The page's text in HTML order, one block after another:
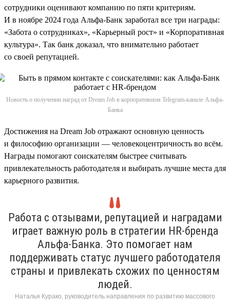
сотрудники оценивают компанию по пяти критериям.
И в ноябре 2024 года Альфа-Банк заработал все три награды:
«Забота о сотрудниках», «Карьерный рост» и «Корпоративная
культура». Так банк доказал, что внимательно работает
со своей репутацией.
Новость о получении наград от Dream Job в корпоративном Telegram-канале Альфа-
Банка
Достижения на Dream Job отражают основную ценность
и философию организации — человекоцентричность во всём.
Награды помогают соискателям быстрее считывать
привлекательность работодателя и выбирать лучшие места для
карьерного развития.
Работа с отзывами, репутацией и наградами
играет важную роль в стратегии HR-бренда
Альфа-Банка. Это помогает нам
поддерживать статус лучшего работодателя
страны и привлекать схожих по ценностям
людей.
Наталья Курако, руководитель направления по развитию массового